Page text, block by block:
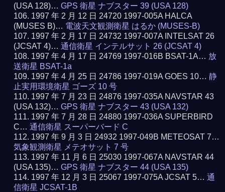
(USA 128)…GPS 衛星 ナブスター 39 (USA 128)
1997 年 2 月 12 日 24720 1997-005A HALCA
(MUSES B)… 電波天文観測衛星 はるか (MUSES-B)
1997 年 2 月 17 日 24732 1997-007A INTELSAT 26
(JCSAT 4)…通信衛星 インテルサット 26 (JCSAT 4)
1997 年 4 月 17 日 24769 1997-016B BSAT-1A… 放
送衛星 BSAT-1a
1997 年 4 月 25 日 24786 1997-019A GOES 10…静
止実用環境衛星 ゴーズ 10 号
1997 年 7 月 23 日 24876 1997-035A NAVSTAR 43
(USA 132)…GPS 衛星 ナブスター 43 (USA 132)
1997 年 7 月 28 日 24880 1997-036A SUPERBIRD
C…通信衛星 スーパーバード C
1997 年 9 月 3 日 24932 1997-049B METEOSAT 7…
気象観測衛星 メテオサット 7 号
1997 年 11 月 6 日 25030 1997-067A NAVSTAR 44
(USA 135)…GPS 衛星 ナブスター 44 (USA 135)
1997 年 12 月 3 日 25067 1997-075A JCSAT 5…通
信衛星 JCSAT-1B